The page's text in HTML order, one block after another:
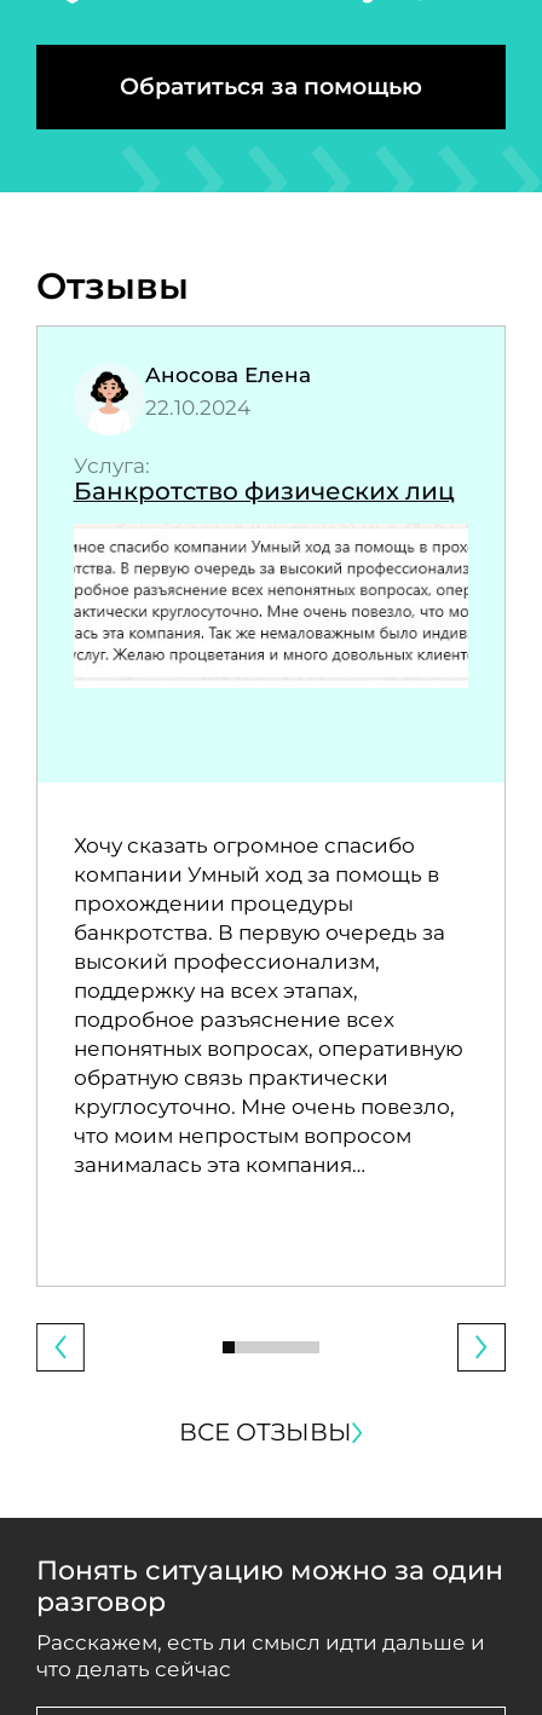
Обратиться за помощью
Отзывы
Аносова Елена
22.10.2024
Услуга:
Банкротство физических лиц
Хочу сказать огромное спасибо
компании Умный ход за помощь в
прохождении процедуры
банкротства. В первую очередь за
высокий профессионализм,
поддержку на всех этапах,
подробное разъяснение всех
непонятных вопросах, оперативную
обратную связь практически
круглосуточно. Мне очень повезло,
что моим непростым вопросом
занималась эта компания…
ВСЕ ОТЗЫВЫ
Понять ситуацию можно за один
разговор
Расскажем, есть ли смысл идти дальше и
что делать сейчас